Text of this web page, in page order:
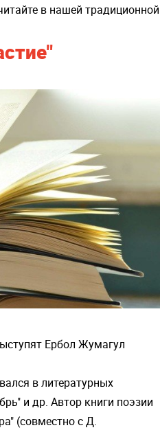
в нашей традиционной
Ербол Жумагул
в литературных
и др. Автор книги поэзии
(совместно с Д.